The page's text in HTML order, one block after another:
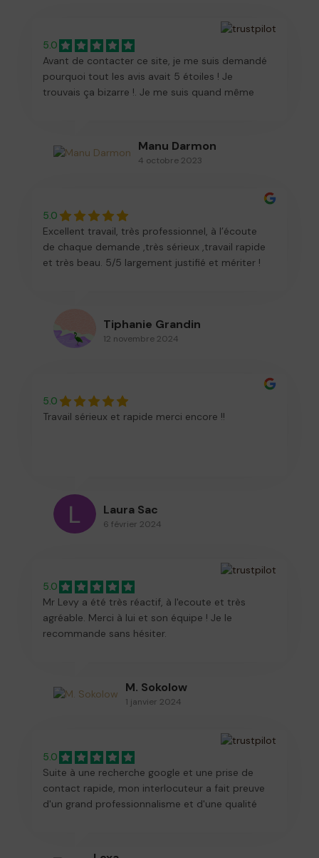
5.0
Avant de contacter ce site, je me suis demandé
pourquoi tout les avis avait 5 étoiles ! Je
trouvais ça bizarre !. Je me suis quand même
étoiles je le ferais !!! Un travail impeccable, une
disponibilité sans faille, Nathan est vraiment un
besoin....vous l'avez trouvé !!
Manu Darmon
4 octobre 2023
5.0
Excellent travail, très professionnel, à l’écoute
de chaque demande ,très sérieux ,travail rapide
et très beau. 5/5 largement justifié et mériter !
Tiphanie Grandin
12 novembre 2024
5.0
Travail sérieux et rapide merci encore !!
Laura Sac
6 février 2024
5.0
Mr Levy a été très réactif, à l'ecoute et très
agréable. Merci à lui et son équipe ! Je le
recommande sans hésiter.
M. Sokolow
1 janvier 2024
5.0
Suite à une recherche google et une prise de
contact rapide, mon interlocuteur a fait preuve
d'un grand professionnalisme et d'une qualité
détail à la hauteur de l'événement et pour un